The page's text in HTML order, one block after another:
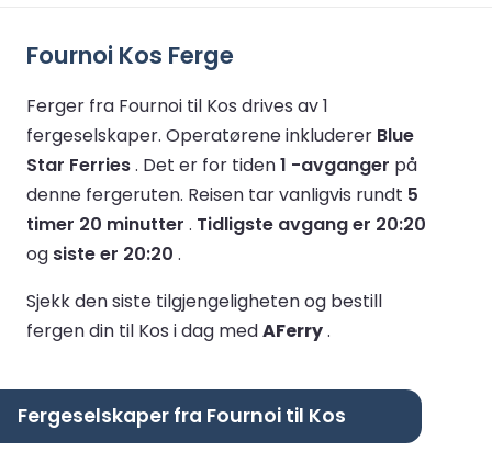
Fournoi Kos Ferge
Ferger fra Fournoi til Kos drives av 1
fergeselskaper. Operatørene inkluderer Blue
Star Ferries. Det er for tiden1 -avganger på
denne fergeruten. Reisen tar vanligvis rundt 5
timer 20 minutter . Tidligste avgang er 20:20
og siste er 20:20 .
Sjekk den siste tilgjengeligheten og bestill
fergen din til Kos i dag medAFerry.
Fergeselskaper fra Fournoi til Kos